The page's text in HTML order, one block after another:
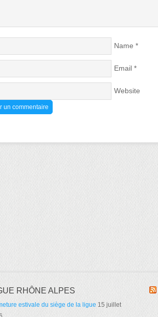
Name *
Email *
Website
RHÔNE ALPES
estivale du siège de la ligue 15 juillet